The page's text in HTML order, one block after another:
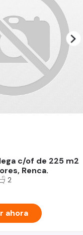
c/of de 225 m2
Renca.
2
ahora